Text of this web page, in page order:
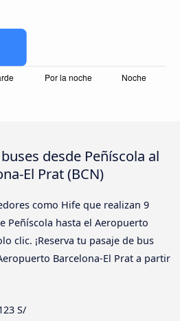
desde Peñíscola al
El Prat (BCN)
como Hife que realizan 9
Peñíscola hasta el Aeropuerto
clic. ¡Reserva tu pasaje de bus
Barcelona-El Prat a partir
S/